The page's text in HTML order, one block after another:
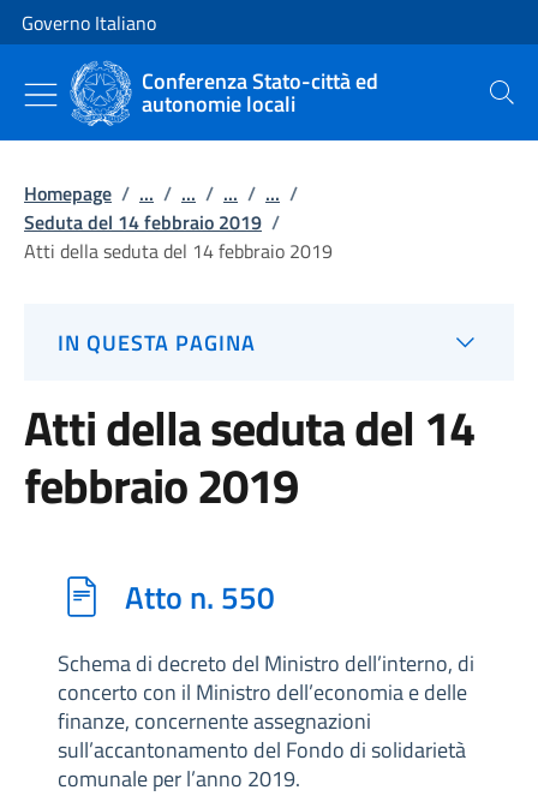
Vai al contenuto
Vai alla navigazione del sito
Governo Italiano
Conferenza Stato-città ed
autonomie locali Cerca
Homepage / ... / ... / ... / ... /
Seduta del 14 febbraio 2019 /
Atti della seduta del 14 febbraio 2019
IN QUESTA PAGINA
Atti della seduta del 14
febbraio 2019
Atto n. 550
Schema di decreto del Ministro dell’interno, di
concerto con il Ministro dell’economia e delle
finanze, concernente assegnazioni
sull’accantonamento del Fondo di solidarietà
comunale per l’anno 2019.